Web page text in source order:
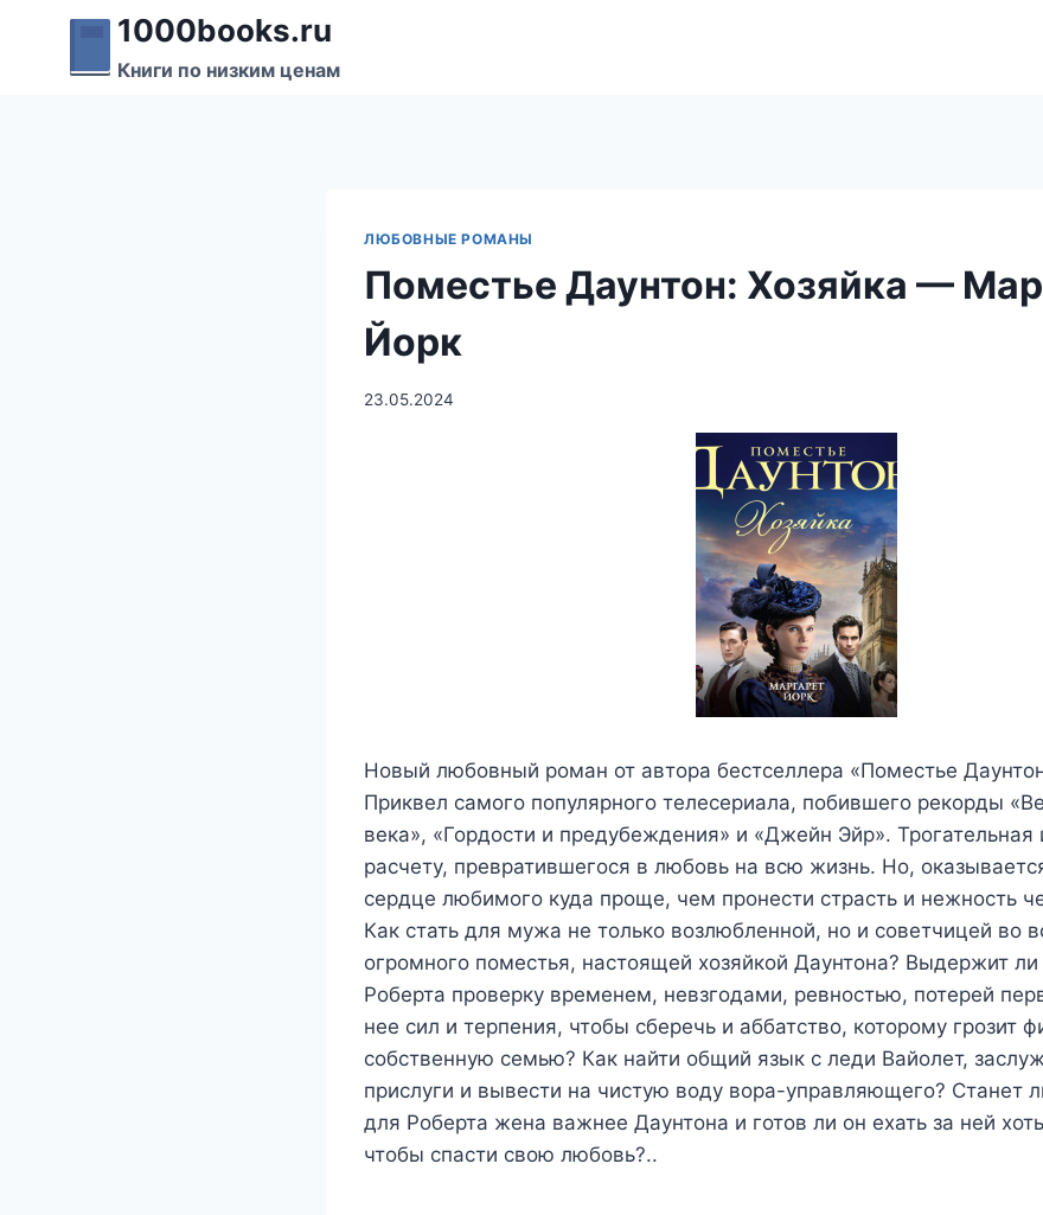
Перейти
содержимому
1000books.ru
Книги по низким ценам
ЛЮБОВНЫЕ РОМАНЫ
Поместье Даунтон: Хозяйка —
Йорк
23.05.2024
Новый любовный роман от автора бестселлера «Поместье
Приквел самого популярного телесериала, побившего рекорды
века», «Гордости и предубеждения» и «Джейн Эйр». Трогательная
расчету, превратившегося в любовь на всю жизнь. Но,
сердце любимого куда проще, чем пронести страсть и нежность
Как стать для мужа не только возлюбленной, но и советчицей во
огромного поместья, настоящей хозяйкой Даунтона? Выдержит
Роберта проверку временем, невзгодами, ревностью, потерей
нее сил и терпения, чтобы сберечь и аббатство, которому грозит
собственную семью? Как найти общий язык с леди Вайолет,
прислуги и вывести на чистую воду вора-управляющего? Станет
для Роберта жена важнее Даунтона и готов ли он ехать за ней
чтобы спасти свою любовь?..